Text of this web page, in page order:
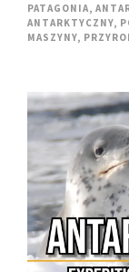
PATAGONIA,
ANTARKTYCZNY,
MASZYNY,